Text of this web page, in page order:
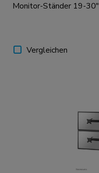
Monitor-Ständer 19-30"
Vergleichen